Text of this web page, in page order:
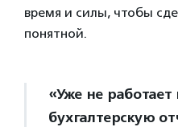
время и силы, чтобы
понятной.
«Уже не
бухгалтерскую